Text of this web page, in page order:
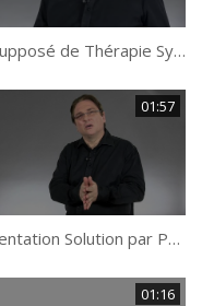
Présupposé de Thérapie Systémique : “Il n’y a pas de sujet resistant” par Philippe Vernois.
01:57
L’Orientation Solution par Philippe Vernois.
01:16